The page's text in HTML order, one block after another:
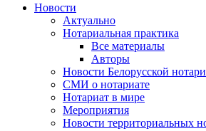
Новости
Актуально
Нотариальная практика
Все материалы
Авторы
Новости Белорусской
СМИ о нотариате
Нотариат в мире
Мероприятия
Новости территориальных